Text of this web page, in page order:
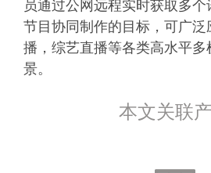
员通过公网远程实时获取多
节目协同制作的目标，可广
播，综艺直播等各类高水平
景。
本文关联